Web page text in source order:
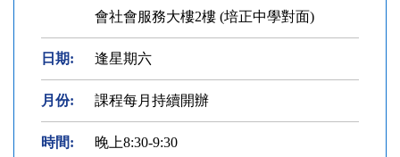
會社會服務大樓2樓 (培正中學對面)
日期: 逢星期六
月份: 課程每月持續開辦
時間: 晚上8:30-9:30